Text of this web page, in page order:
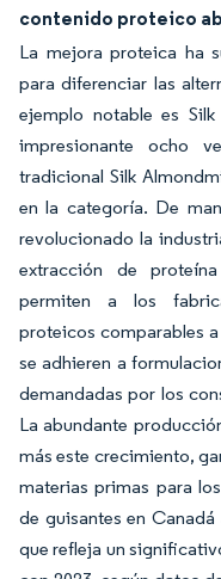
contenido proteico
La mejora proteica ha
para diferenciar las
ejemplo notable es
impresionante ocho
tradicional Silk
en la categoría. De
revolucionado la
extracción de
permiten a los
proteicos comparables
se adhieren a
demandadas por los
La abundante
más este crecimiento,
materias primas para
de guisantes en
que refleja un